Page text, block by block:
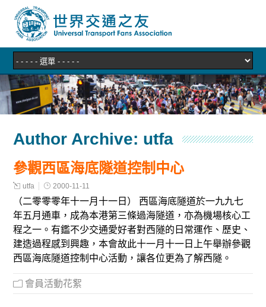
Author Archive: utfa
參觀西區海底隧道控制中心
utfa 2000-11-11
（二零零零年十一月十一日） 西區海底隧道於一九九七
年五月通車，成為本港第三條過海隧道，亦為機場核心工
程之一。有鑑不少交通愛好者對西隧的日常運作、歷史、
建造過程感到興趣，本會故此十一月十一日上午舉辦參觀
西區海底隧道控制中心活動，讓各位更為了解西隧。
會員活動花絮